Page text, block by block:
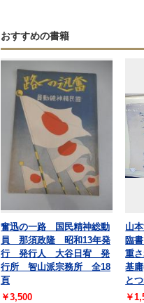
おすすめの書籍
奮迅の一路 国民精神総動
員 那須政隆 昭和13年発
行 発行人 大谷日宥 発
行所 智山派宗務所 全18
頁
￥3,500
山
臨
重
基
と
￥